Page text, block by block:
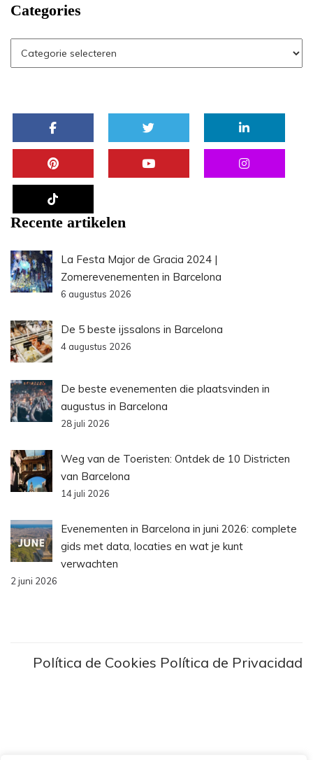
Categories
Recente artikelen
La Festa Major de Gracia 2024 |
Zomerevenementen in Barcelona
6 augustus 2026
De 5 beste ijssalons in Barcelona
4 augustus 2026
De beste evenementen die plaatsvinden in
augustus in Barcelona
28 juli 2026
Weg van de Toeristen: Ontdek de 10 Districten
van Barcelona
14 juli 2026
Evenementen in Barcelona in juni 2026: complete
gids met data, locaties en wat je kunt
verwachten
2 juni 2026
Política de Cookies Política de Privacidad